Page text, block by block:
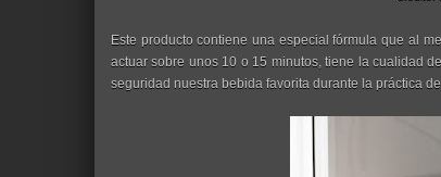
Este producto contiene una especial fórmula que al
actuar sobre unos 10 o 15 minutos, tiene la cualidad
seguridad nuestra bebida favorita durante la práctica